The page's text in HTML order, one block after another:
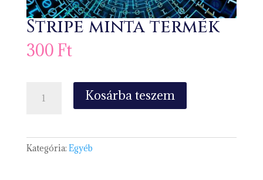
Stripe minta termék
300Ft
minta
Kosárba teszem
Kategória: Egyéb